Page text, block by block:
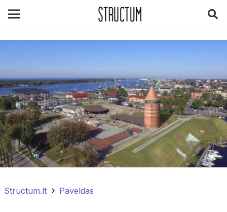
Structum.lt Paveldas